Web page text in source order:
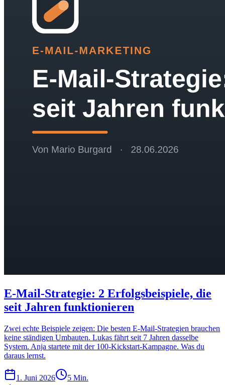
E-Mail-Strategie: 2 Erfolgsbeispiele, die
seit Jahren funktionieren
Zwei echte Beispiele zeigen: Die besten E-Mail-Strategien brauchen
keine ständigen Umbauten. Lukas fährt seit 7 Jahren dasselbe
System. Anja startete mit der 100-Kickstart-Kampagne. Was du
daraus lernst.
1. Juni 2026 5 Min.